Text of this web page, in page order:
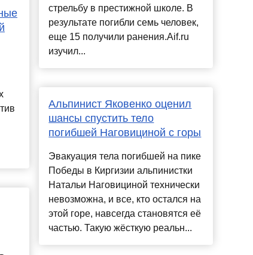
стрельбу в престижной школе. В
результате погибли семь человек,
еще 15 получили ранения.Aif.ru
изучил...
Альпинист Яковенко оценил
шансы спустить тело
погибшей Наговициной с горы
Эвакуация тела погибшей на пике
Победы в Киргизии альпинистки
Натальи Наговициной технически
невозможна, и все, кто остался на
этой горе, навсегда становятся её
частью. Такую жёсткую реальн...